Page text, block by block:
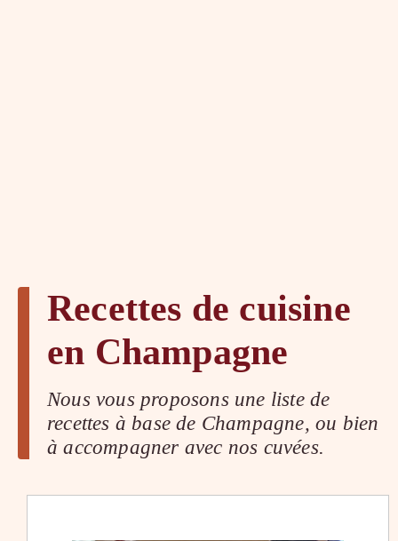
Recettes de cuisine
en Champagne
Nous vous proposons une liste de
recettes à base de Champagne, ou bien
à accompagner avec nos cuvées.